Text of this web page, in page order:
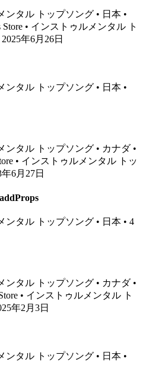
ンタル トップソング • 日本 •
Store • インストゥルメンタル ト
年6月26日
ンタル トップソング • 日本 •
ンタル トップソング • カナダ •
• インストゥルメンタル トッ
6月27日
ンタル トップソング • 日本 • 4
ンタル トップソング • カナダ •
• インストゥルメンタル ト
年2月3日
ンタル トップソング • 日本 •